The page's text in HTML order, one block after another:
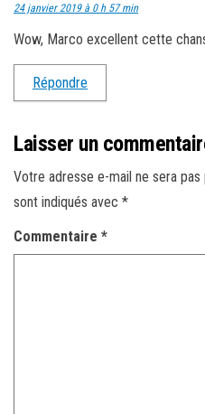
24 janvier 2019 à 0 h 57 min
Wow, Marco excellent cette
Répondre
Laisser un
Votre adresse e-mail ne sera pas
sont indiqués avec *
Commentaire *